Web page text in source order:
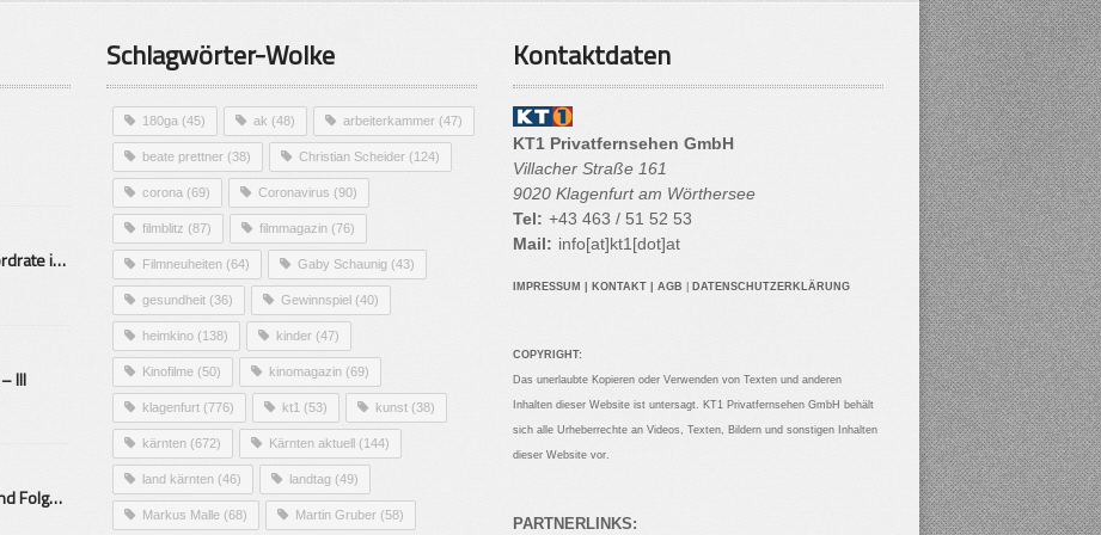
Alarmierende Selbstmordrate in Kärnten
III
Mittelstand – Fit fürs Land Folge 9- Konditor
Schlagwörter-Wolke
180ga (45) ak (48) arbeiterkammer (47)
beate prettner (38) Christian Scheider (124)
corona (69) Coronavirus (90)
filmblitz (87) filmmagazin (76)
Filmneuheiten (64) Gaby Schaunig (43)
gesundheit (36) Gewinnspiel (40)
heimkino (138) kinder (47)
Kinofilme (50) kinomagazin (69)
klagenfurt (776) kt1 (53) kunst (38)
kärnten (672) Kärnten aktuell (144)
land kärnten (46) landtag (49)
Markus Malle (68) Martin Gruber (58)
Kontaktdaten
KT1 Privatfernsehen GmbH
Villacher Straße 161
9020 Klagenfurt am Wörthersee
Tel: +43 463 / 51 52 53
Mail: info[at]kt1[dot]at
IMPRESSUM KONTAKT AGB DATENSCHUTZERKLÄRUNG
COPYRIGHT:
Das unerlaubte Kopieren oder Verwenden von Texten und anderen
Inhalten dieser Website ist untersagt. KT1 Privatfernsehen GmbH behält
sich alle Urheberrechte an Videos, Texten, Bildern und sonstigen Inhalten
dieser Website vor.
PARTNERLINKS: